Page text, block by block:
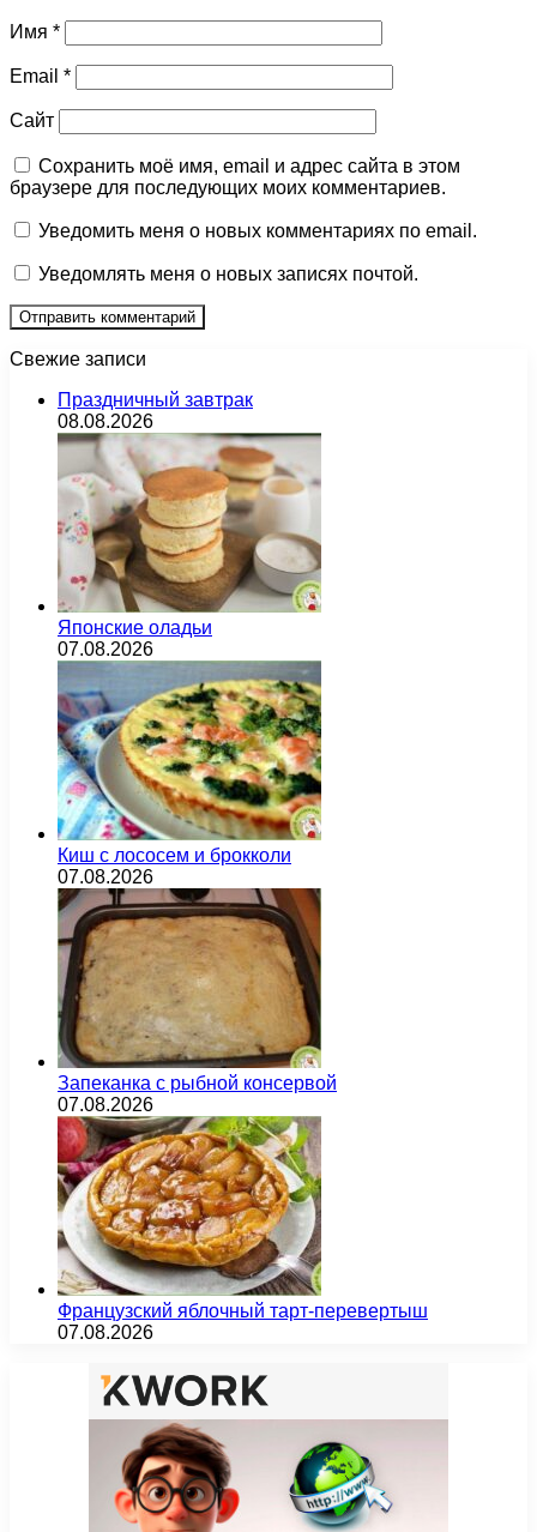
Имя *
Email *
Сайт
Сохранить моё имя, email и адрес сайта в этом
браузере для последующих моих комментариев.
Уведомить меня о новых комментариях по email.
Уведомлять меня о новых записях почтой.
Свежие записи
Праздничный завтрак
08.08.2026
Японские оладьи
07.08.2026
Киш с лососем и брокколи
07.08.2026
Запеканка с рыбной консервой
07.08.2026
Французский яблочный тарт-перевертыш
07.08.2026